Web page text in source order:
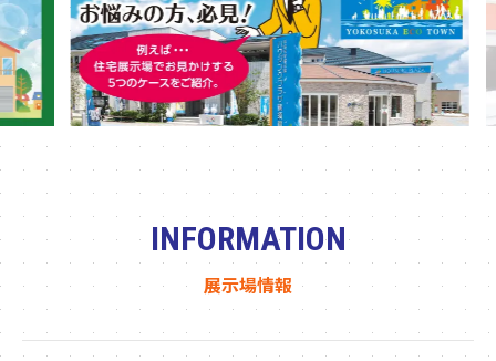
INFORMATION
展示場情報